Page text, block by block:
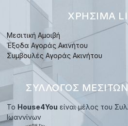
ΧΡΉΣΙΜΑ
Μεσιτική Αμοιβή
Έξοδα Αγοράς Ακινήτου
Συμβουλές Αγοράς Ακινήτου
ΣΎΛΛΟΓΟΣ
Το House4You είναι μέλος του
Ιωαννίνων